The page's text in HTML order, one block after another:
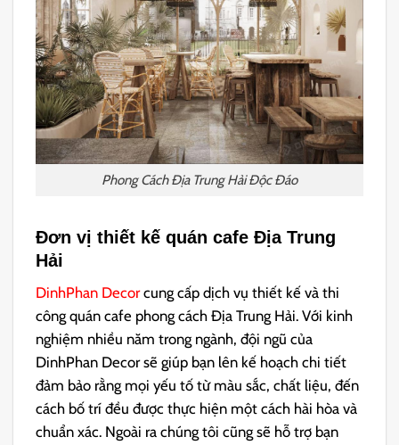
Phong Cách Địa Trung Hải Độc Đáo
Đơn vị thiết kế quán cafe Địa Trung
Hải
DinhPhan Decorcung cấp dịch vụ thiết kế và thi
công quán cafe phong cách Địa Trung Hải. Với kinh
nghiệm nhiều năm trong ngành, đội ngũ của
DinhPhan Decor sẽ giúp bạn lên kế hoạch chi tiết
đảm bảo rằng mọi yếu tố từ màu sắc, chất liệu, đến
cách bố trí đều được thực hiện một cách hài hòa và
chuẩn xác. Ngoài ra chúng tôi cũng sẽ hỗ trợ bạn